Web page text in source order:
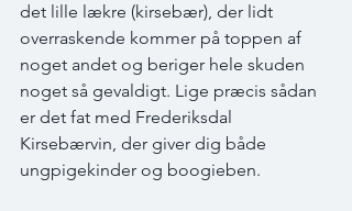
det lille lækre (kirsebær), der lidt
overraskende kommer på toppen af
noget andet og beriger hele skuden
noget så gevaldigt. Lige præcis sådan
er det fat med Frederiksdal
Kirsebærvin, der giver dig både
ungpigekinder og boogieben.